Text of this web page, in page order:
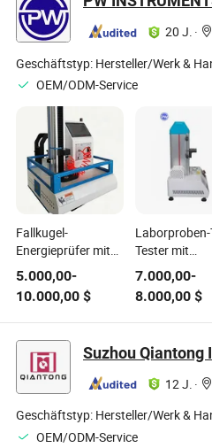
Schraubenprüfung
20 J. ·
Geschäftstyp: Hersteller/Werk &
OEM/ODM-Service
Fallkugel-
Energieprüfer mit
Hochfrequenz-
Datenakquisitionssystem
5.000,00-
10.000,00 $
Laborproben-
Tester mit
für ASTM
7.000,00-
8.000,00$
12 J. ·
Geschäftstyp: Hersteller/Werk &
OEM/ODM-Service